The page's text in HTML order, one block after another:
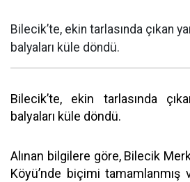
Bilecik’te, ekin tarlasında çıkan
balyaları küle döndü.
Bilecik’te, ekin tarlasında
balyaları küle döndü.
Alınan bilgilere göre, Bilecik
Köyü’nde biçimi